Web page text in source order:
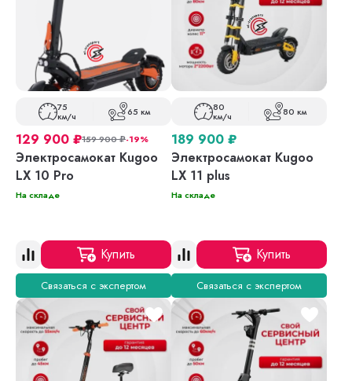
75
км/ч 65 км
129 900 ₽159 900₽-19%
Электросамокат Kugoo
LX 10 Pro
На складе
Купить
Связаться с экспертом
80
км/ч 80 км
189 900 ₽
Электросамокат Kugoo
LX 11 plus
На складе
Купить
Связаться с экспертом